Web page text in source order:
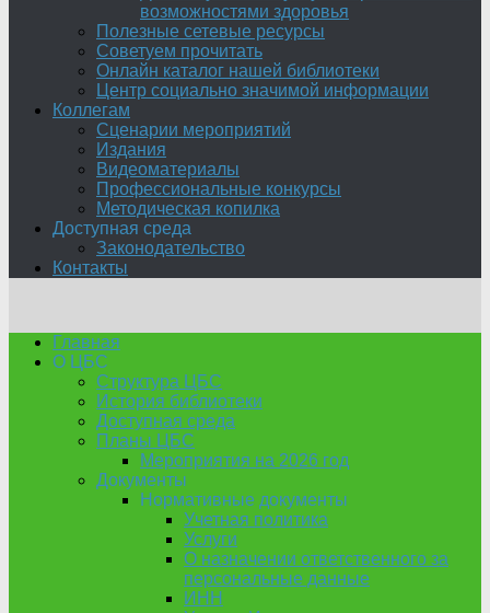
возможностями здоровья
Полезные сетевые ресурсы
Советуем прочитать
Онлайн каталог нашей библиотеки
Центр социально значимой информации
Коллегам
Сценарии мероприятий
Издания
Видеоматериалы
Профессиональные конкурсы
Методическая копилка
Доступная среда
Законодательство
Контакты
Главная
О ЦБС
Структура ЦБС
История библиотеки
Доступная среда
Планы ЦБС
Мероприятия на 2026 год
Документы
Нормативные документы
Учетная политика
Услуги
О назначении ответственного за
персональные данные
ИНН